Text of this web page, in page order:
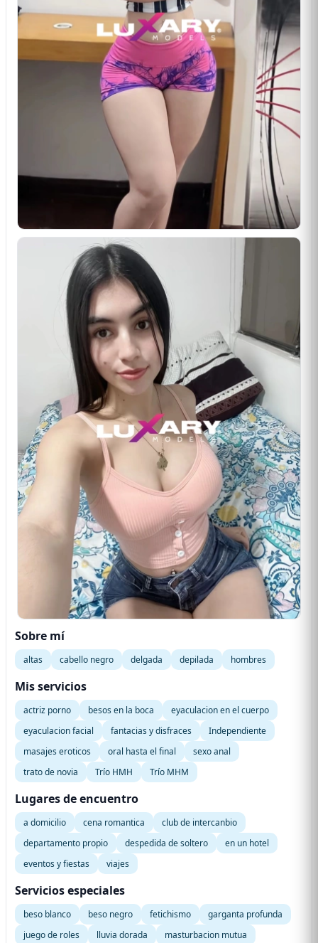
Sobre mí
altas cabello negro delgada depilada hombres
Mis servicios
actriz porno besos en la boca
eyaculacion en el cuerpo
eyaculacion facial
fantacias y disfraces
Independiente
masajes eroticos
oral hasta el final
sexo anal
trato de novia
Trío HMH Trío MHM
Lugares de encuentro
a domicilio cena romantica
club de intercanbio
departamento propio
despedida de soltero
en un hotel
eventos y fiestas
viajes
Servicios especiales
beso blanco beso negro fetichismo
garganta profunda
juego de roles
lluvia dorada
masturbacion mutua